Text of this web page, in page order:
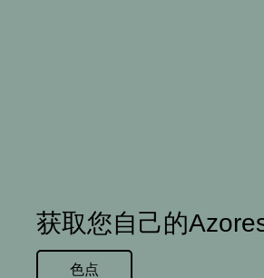
获取您自己的
色点